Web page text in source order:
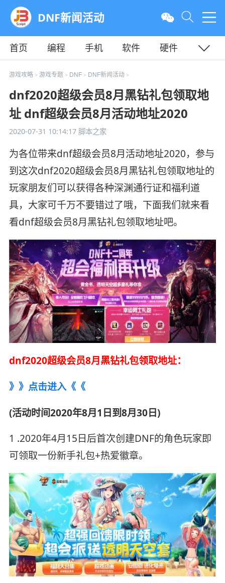
DNF新闻活动
首页 编程 手机 软件
硬件
教程
平面 服务器
游戏攻略> 游戏专题 > DNF> DNF新闻活动 >
dnf2020超级会员8月黑钻礼包领取地
址 dnf超级会员8月活动地址2020
2020-07-31 10:14:17脚本之家
为各位带来dnf超级会员8月活动地址2020，参与
到这次dnf2020超级会员8月黑钻礼包领取地址的
玩家朋友们可以获得各种深渊通行证和福利道
具，大家可千万不要错过了哦，下面我们就来看
看dnf超级会员8月黑钻礼包领取地址吧。
dnf2020超级会员8月黑钻礼包领取地址：
》》点击进入《《
(活动时间2020年8月1日到8月30日)
1 .2020年4月15日后首次创建DNF的角色玩家即
可领取一份新手礼包+热爱徽章。